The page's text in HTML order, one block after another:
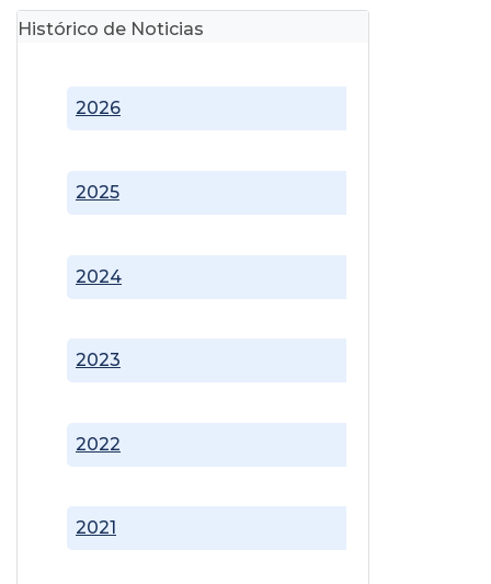
Histórico de Noticias
2021
2022
2023
2024
2025
2026